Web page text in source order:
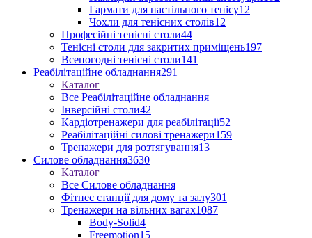
Гармати для настільного тенісу12
Чохли для тенісних столів12
Професійні тенісні столи44
Тенісні столи для закритих приміщень197
Всепогодні тенісні столи141
Реабілітаційне обладнання291
Каталог
Все Реабілітаційне обладнання
Інверсійні столи42
Кардіотренажери для реабілітації52
Реабілітаційні силові тренажери159
Тренажери для розтягування13
Силове обладнання3630
Каталог
Все Силове обладнання
Фітнес станції для дому та залу301
Тренажери на вільних вагах1087
Body-Solid4
Freemotion15